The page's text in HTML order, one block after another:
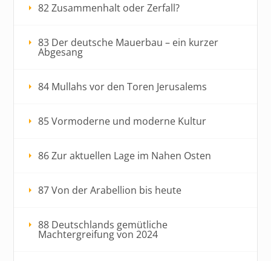
82 Zusammenhalt oder Zerfall?
83 Der deutsche Mauerbau – ein kurzer
Abgesang
84 Mullahs vor den Toren Jerusalems
85 Vormoderne und moderne Kultur
86 Zur aktuellen Lage im Nahen Osten
87 Von der Arabellion bis heute
88 Deutschlands gemütliche
Machtergreifung von 2024